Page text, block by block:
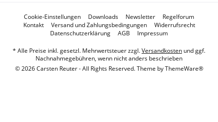
Cookie-Einstellungen Downloads Newsletter
Regelforum
Kontakt
Versand und Zahlungsbedingungen
Widerrufsrecht
Datenschutzerklärung
AGB Impressum
* Alle Preise inkl. gesetzl. Mehrwertsteuer zzgl.Versandkosten und ggf.
Nachnahmegebühren, wenn nicht anders beschrieben
© 2026 Carsten Reuter - All Rights Reserved. Theme byThemeWare®